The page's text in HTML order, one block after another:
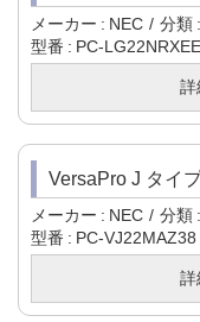
メーカー NEC 分類
型番
PC-LG22NRXEE
詳
VersaPro J タイ
メーカー NEC 分類
型番
PC-VJ22MAZ38
詳